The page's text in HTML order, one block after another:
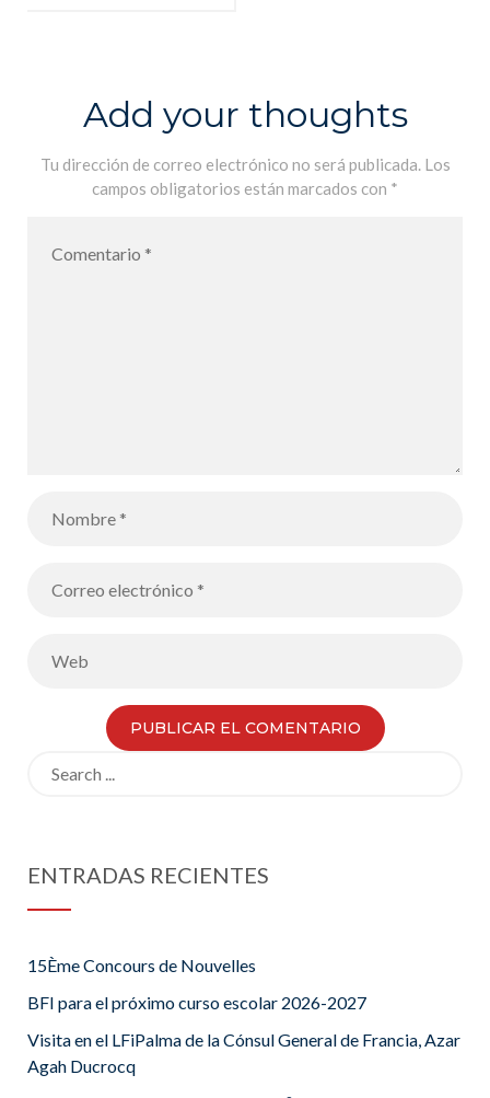
Add your thoughts
Tu dirección de correo electrónico no será publicada. Los
campos obligatorios están marcados con *
ENTRADAS RECIENTES
15Ème Concours de Nouvelles
BFI para el próximo curso escolar 2026-2027
Visita en el LFiPalma de la Cónsul General de Francia, Azar
Agah Ducrocq